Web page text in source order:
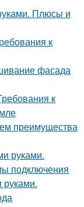
Плюсы и
к
фасада
к
преимущества
руками.
подключения